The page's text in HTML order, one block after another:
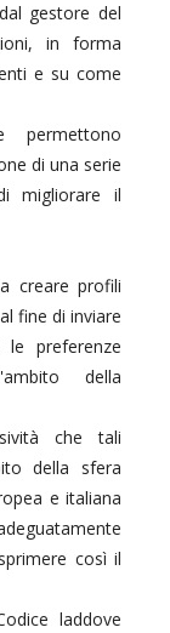
gestore del
in forma
e su come
permettono
di una serie
migliorare il
creare profili
fine di inviare
preferenze
della
che tali
della sfera
e italiana
così il
laddove